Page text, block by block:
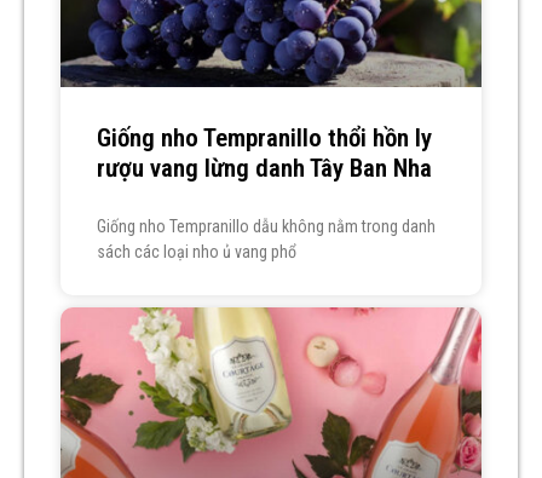
Giống nho Tempranillo thổi hồn ly
rượu vang lừng danh Tây Ban Nha
Giống nho Tempranillo dẫu không nằm trong danh
sách các loại nho ủ vang phổ